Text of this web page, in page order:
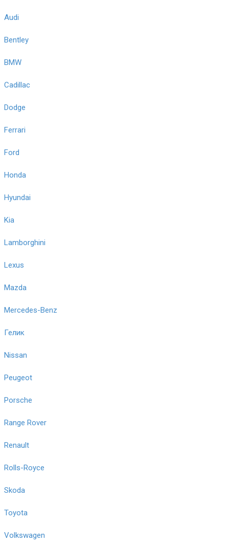
Audi
Bentley
BMW
Cadillac
Dodge
Ferrari
Ford
Honda
Hyundai
Kia
Lamborghini
Lexus
Mazda
Mercedes-Benz
Гелик
Nissan
Peugeot
Porsche
Range Rover
Renault
Rolls-Royce
Skoda
Toyota
Volkswagen